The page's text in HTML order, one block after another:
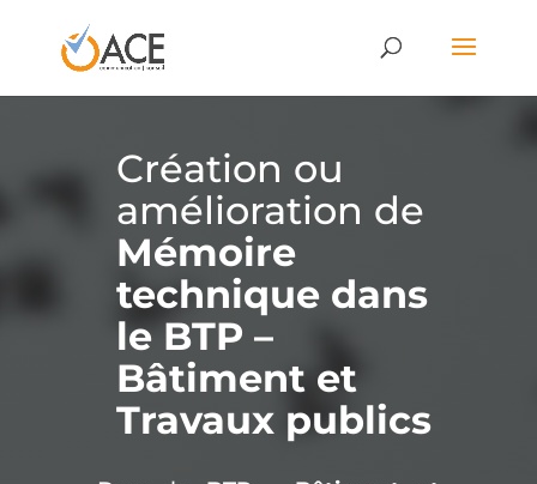
Création ou
amélioration de
Mémoire
technique dans
le BTP –
Bâtiment et
Travaux publics